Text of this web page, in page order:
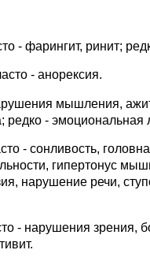
- фарингит, ринит;
- анорексия.
мышления,
- эмоциональная
- сонливость,
гипертонус
нарушение речи,
- нарушения зрения,